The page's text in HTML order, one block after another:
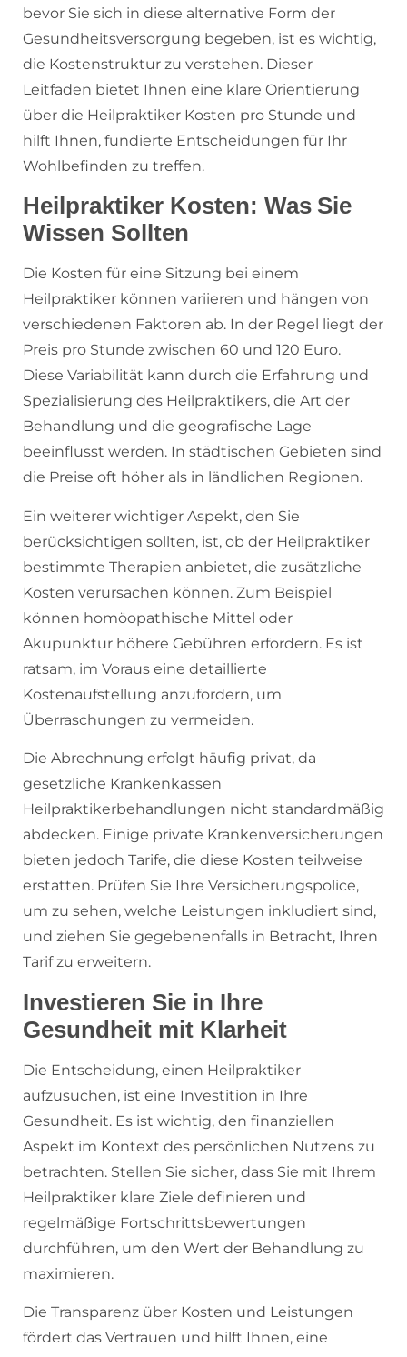
bevor Sie sich in diese alternative Form der
Gesundheitsversorgung begeben, ist es wichtig,
die Kostenstruktur zu verstehen. Dieser
Leitfaden bietet Ihnen eine klare Orientierung
über die Heilpraktiker Kosten pro Stunde und
hilft Ihnen, fundierte Entscheidungen für Ihr
Wohlbefinden zu treffen.
Heilpraktiker Kosten: Was Sie
Wissen Sollten
Die Kosten für eine Sitzung bei einem
Heilpraktiker können variieren und hängen von
verschiedenen Faktoren ab. In der Regel liegt der
Preis pro Stunde zwischen 60 und 120 Euro.
Diese Variabilität kann durch die Erfahrung und
Spezialisierung des Heilpraktikers, die Art der
Behandlung und die geografische Lage
beeinflusst werden. In städtischen Gebieten sind
die Preise oft höher als in ländlichen Regionen.
Ein weiterer wichtiger Aspekt, den Sie
berücksichtigen sollten, ist, ob der Heilpraktiker
bestimmte Therapien anbietet, die zusätzliche
Kosten verursachen können. Zum Beispiel
können homöopathische Mittel oder
Akupunktur höhere Gebühren erfordern. Es ist
ratsam, im Voraus eine detaillierte
Kostenaufstellung anzufordern, um
Überraschungen zu vermeiden.
Die Abrechnung erfolgt häufig privat, da
gesetzliche Krankenkassen
Heilpraktikerbehandlungen nicht standardmäßig
abdecken. Einige private Krankenversicherungen
bieten jedoch Tarife, die diese Kosten teilweise
erstatten. Prüfen Sie Ihre Versicherungspolice,
um zu sehen, welche Leistungen inkludiert sind,
und ziehen Sie gegebenenfalls in Betracht, Ihren
Tarif zu erweitern.
Investieren Sie in Ihre
Gesundheit mit Klarheit
Die Entscheidung, einen Heilpraktiker
aufzusuchen, ist eine Investition in Ihre
Gesundheit. Es ist wichtig, den finanziellen
Aspekt im Kontext des persönlichen Nutzens zu
betrachten. Stellen Sie sicher, dass Sie mit Ihrem
Heilpraktiker klare Ziele definieren und
regelmäßige Fortschrittsbewertungen
durchführen, um den Wert der Behandlung zu
maximieren.
Die Transparenz über Kosten und Leistungen
fördert das Vertrauen und hilft Ihnen, eine